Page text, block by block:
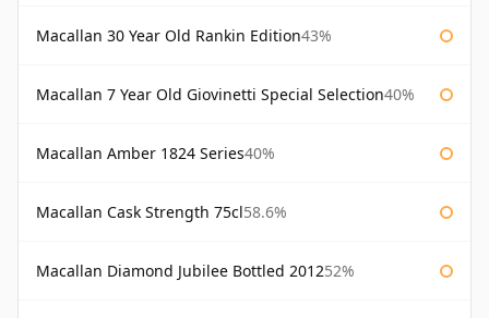
Macallan 30 Year Old Rankin Edition43%
Macallan 7 Year Old Giovinetti Special Selection40%
Macallan Amber 1824 Series40%
Macallan Cask Strength 75cl58.6%
Macallan Diamond Jubilee Bottled 201252%